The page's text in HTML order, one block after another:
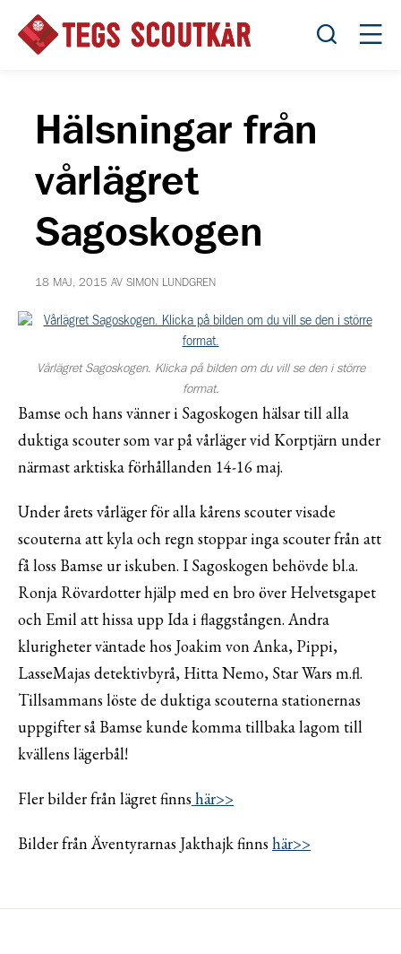
Öppna
Hälsningar från
vårlägret
Sagoskogen
18 MAJ, 2015 AV SIMON LUNDGREN
Vårlägret Sagoskogen. Klicka på bilden om du vill se den i större
format.
Bamse och hans vänner i Sagoskogen hälsar till alla
duktiga scouter som var på vårläger vid Korptjärn under
närmast arktiska förhållanden 14-16 maj.
Under årets vårläger för alla kårens scouter visade
scouterna att kyla och regn stoppar inga scouter från att
få loss Bamse ur iskuben. I Sagoskogen behövde bl.a.
Ronja Rövardotter hjälp med en bro över Helvetsgapet
och Emil att hissa upp Ida i flaggstången. Andra
klurigheter väntade hos Joakim von Anka, Pippi,
LasseMajas detektivbyrå, Hitta Nemo, Star Wars m.fl.
Tillsammans löste de duktiga scouterna stationernas
uppgifter så Bamse kunde komma tillbaka lagom till
kvällens lägerbål!
Fler bilder från lägret finns här>>
Bilder från Äventyrarnas Jakthajk finns här>>